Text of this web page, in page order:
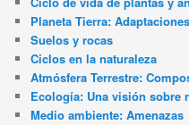
Planeta Tierra: Adaptaciones
Suelos y rocas
Ciclos en la naturaleza
Atmósfera Terrestre:
Ecología: Una visión sobre
Medio ambiente: Amenazas